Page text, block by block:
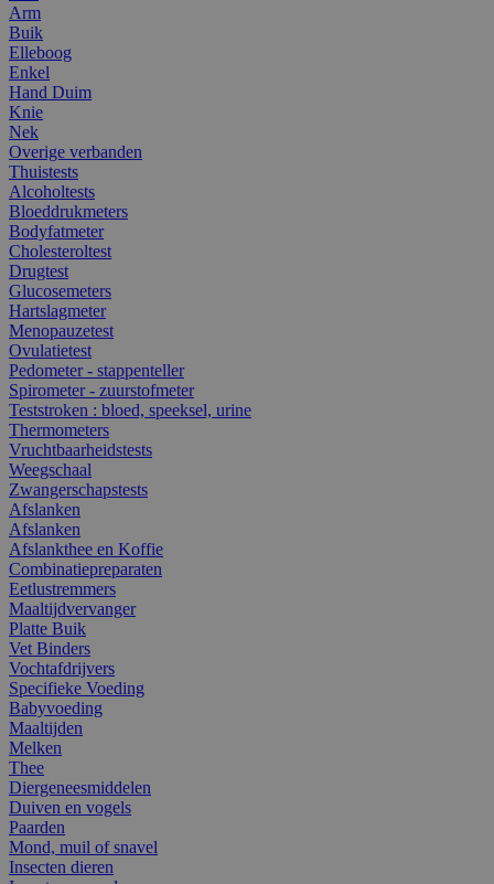
Arm
Buik
Elleboog
Enkel
Hand Duim
Knie
Nek
Overige verbanden
Thuistests
Alcoholtests
Bloeddrukmeters
Bodyfatmeter
Cholesteroltest
Drugtest
Glucosemeters
Hartslagmeter
Menopauzetest
Ovulatietest
Pedometer - stappenteller
Spirometer - zuurstofmeter
Teststroken : bloed, speeksel, urine
Thermometers
Vruchtbaarheidstests
Weegschaal
Zwangerschapstests
Afslanken
Afslanken
Afslankthee en Koffie
Combinatiepreparaten
Eetlustremmers
Maaltijdvervanger
Platte Buik
Vet Binders
Vochtafdrijvers
Specifieke Voeding
Babyvoeding
Maaltijden
Melken
Thee
Diergeneesmiddelen
Duiven en vogels
Paarden
Mond, muil of snavel
Insecten dieren